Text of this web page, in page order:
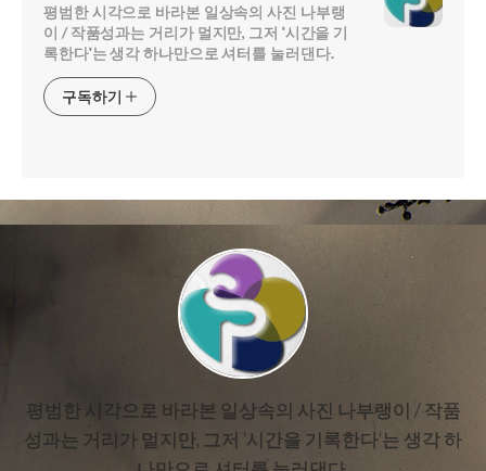
평범한 시각으로 바라본 일상속의 사진 나부랭
이 / 작품성과는 거리가 멀지만, 그저 '시간을 기
록한다'는 생각 하나만으로 셔터를 눌러댄다.
구독하기
평범한 시각으로 바라본 일상속의 사진 나부랭이 / 작품
성과는 거리가 멀지만, 그저 '시간을 기록한다'는 생각 하